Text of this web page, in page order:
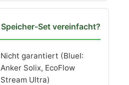
Speicher-Set vereinfacht?
Nicht garantiert (BlueI:
Anker Solix, EcoFlow
Stream Ultra)